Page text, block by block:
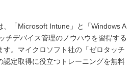
、「Microsoft Intune」と「Windows A
チデバイス管理のノウハウを習得する
。マイクロソフト社の「ゼロタッチ
認定取得に役立つトレーニングを無料